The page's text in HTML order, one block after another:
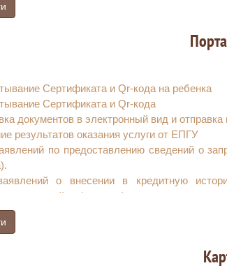
Сертификата и Qr-кода на ребенка
Сертификата и Qr-кода
документов в электронный вид и
результатов оказания услуги от ЕПГУ
по предоставлению сведений о
о внесении в кредитную
займа (кредита)
на установление запрета на
запрета